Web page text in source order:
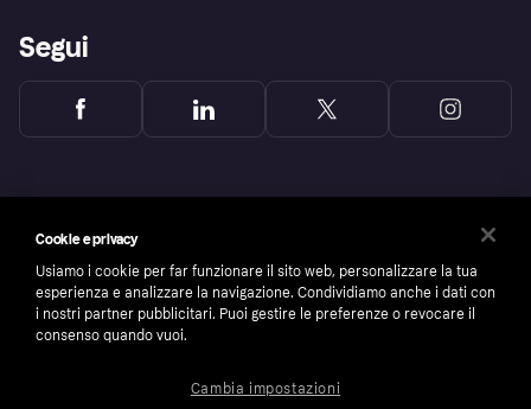
Segui
Cookie e privacy
Usiamo i cookie per far funzionare il sito web, personalizzare la tua
esperienza e analizzare la navigazione. Condividiamo anche i dati con
i nostri partner pubblicitari. Puoi gestire le preferenze o revocare il
consenso quando vuoi.
Cambia impostazioni